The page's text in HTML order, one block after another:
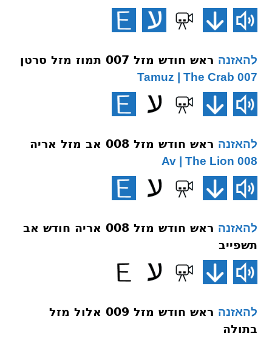
להאזנה ראש חודש מזל 007 תמוז מזל סרטן
007 Tamuz | The Crab
להאזנה ראש חודש מזל 008 אב מזל אריה
008 Av | The Lion
להאזנה
ראש חודש מזל 008 אריה חודש אב
תשפייב
להאזנה
ראש חודש מזל 009 אלול מזל
בתולה